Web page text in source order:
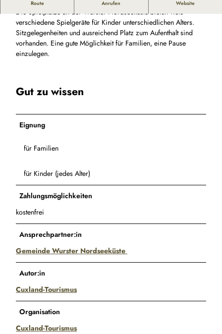
Route Anrufen Website
Die Spielplätze an der Wurster Nordseeküste bieten viele
verschiedene Spielgeräte für Kinder unterschiedlichen Alters.
Sitzgelegenheiten und ausreichend Platz zum Aufenthalt sind
vorhanden. Eine gute Möglichkeit für Familien, eine Pause
einzulegen.
Gut zu wissen
Eignung
für Familien
für Kinder (jedes Alter)
Zahlungsmöglichkeiten
kostenfrei
Ansprechpartner:in
Gemeinde Wurster Nordseeküste
Autor:in
Cuxland-Tourismus
Organisation
Cuxland-Tourismus